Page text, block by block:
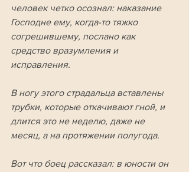
человек четко осознал: наказание
Господне ему, когда-то тяжко
согрешившему, послано как
средство вразумления и
исправления.
В ногу этого страдальца вставлены
трубки, которые откачивают гной, и
длится это не неделю, даже не
месяц, а на протяжении полугода.
Вот что боец рассказал: в юности он